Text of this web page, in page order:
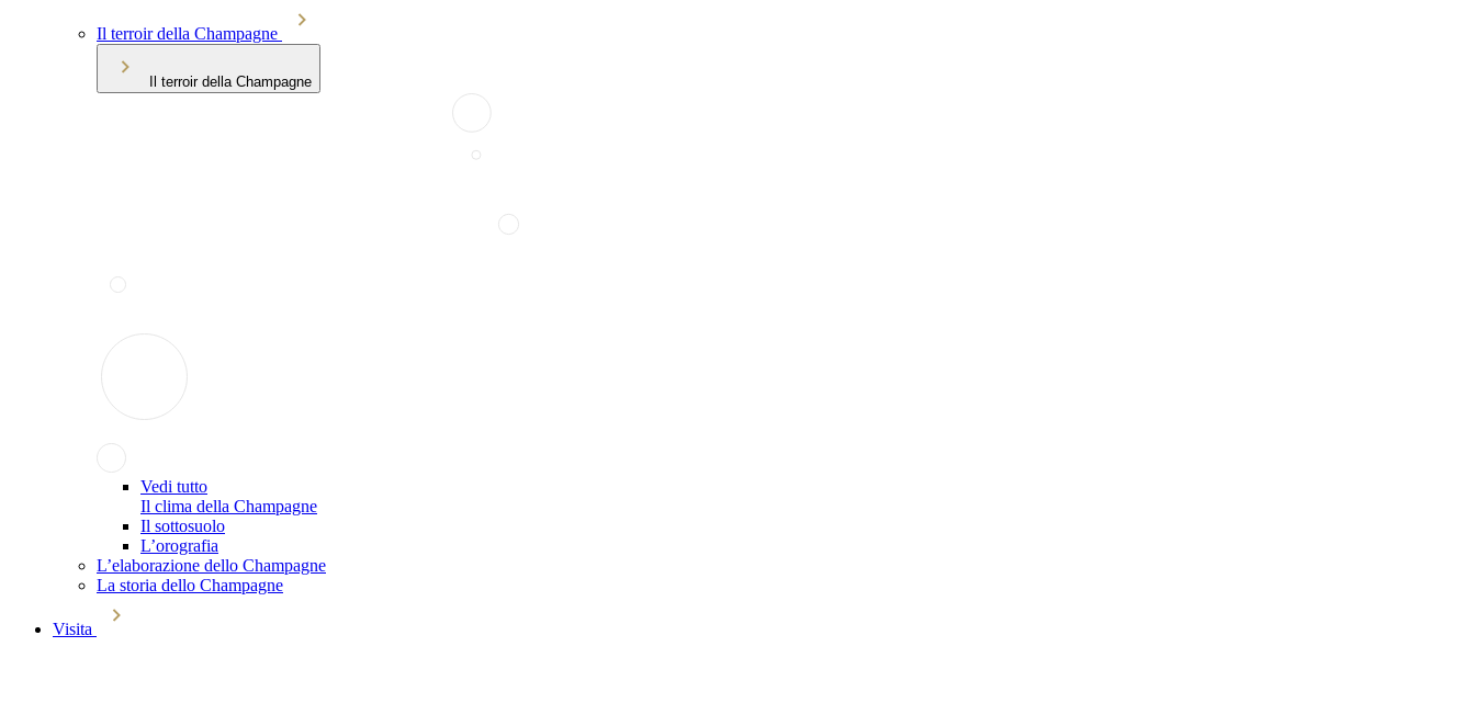
Il terroir della Champagne
Il terroir della Champagne
Vedi tutto
Il clima della Champagne
Il sottosuolo
L’orografia
L’elaborazione dello Champagne
La storia dello Champagne
Visita